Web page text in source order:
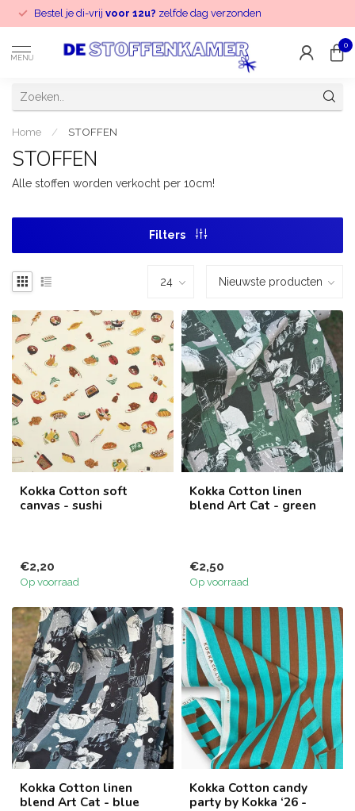
Bestel je di-vrij voor 12u? zelfde dag verzonden
MENU
0
Home / STOFFEN
STOFFEN
Alle stoffen worden verkocht per 10cm!
Filters
Kokka Cotton soft
canvas - sushi
€2,20
Op voorraad
Kokka Cotton linen
blend Art Cat - green
€2,50
Op voorraad
Kokka Cotton linen
blend Art Cat - blue
Kokka Cotton candy
party by Kokka ‘26 -